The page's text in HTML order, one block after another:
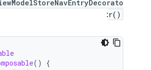
r()
:
()
{